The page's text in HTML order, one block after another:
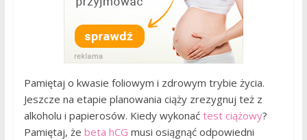
Pamiętaj o kwasie foliowym i zdrowym trybie życia.
Jeszcze na etapie planowania ciąży zrezygnuj też z
alkoholu i papierosów. Kiedy wykonać test ciążowy?
Pamiętaj, że beta hCG musi osiągnąć odpowiedni